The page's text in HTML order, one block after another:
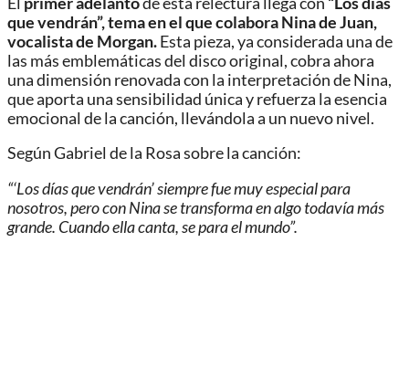
que vendrán”, tema en el que colabora Nina de Juan,
vocalista de Morgan.Esta pieza, ya considerada una de
las más emblemáticas del disco original, cobra ahora
una dimensión renovada con la interpretación de Nina,
que aporta una sensibilidad única y refuerza la esencia
emocional de la canción, llevándola a un nuevo nivel.
Según Gabriel de la Rosa sobre la canción:
“‘Los días que vendrán’ siempre fue muy especial para
nosotros, pero con Nina se transforma en algo todavía más
grande. Cuando ella canta, se para el mundo”.